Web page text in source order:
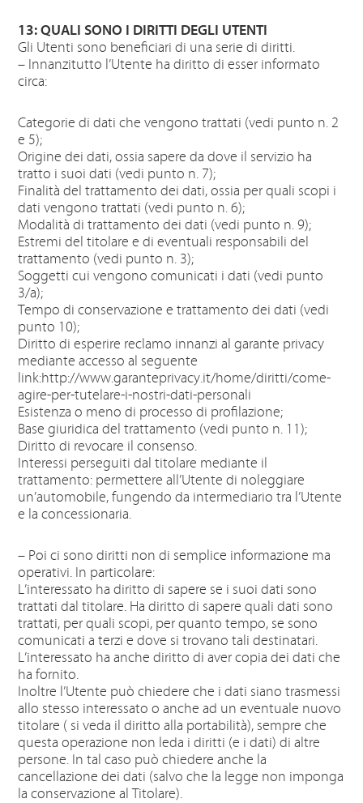
13: QUALI SONO I DIRITTI DEGLI UTENTI
Gli Utenti sono beneficiari di una serie di diritti.
– Innanzitutto l’Utente ha diritto di esser informato
circa:
Categorie di dati che vengono trattati (vedi punto n. 2
e 5);
Origine dei dati, ossia sapere da dove il servizio ha
tratto i suoi dati (vedi punto n. 7);
Finalità del trattamento dei dati, ossia per quali scopi i
dati vengono trattati (vedi punto n. 6);
Modalità di trattamento dei dati (vedi punto n. 9);
Estremi del titolare e di eventuali responsabili del
trattamento (vedi punto n. 3);
Soggetti cui vengono comunicati i dati (vedi punto
3/a);
Tempo di conservazione e trattamento dei dati (vedi
punto 10);
Diritto di esperire reclamo innanzi al garante privacy
mediante accesso al seguente
link:http://www.garanteprivacy.it/home/diritti/come-
agire-per-tutelare-i-nostri-dati-personali
Esistenza o meno di processo di profilazione;
Base giuridica del trattamento (vedi punto n. 11);
Diritto di revocare il consenso.
Interessi perseguiti dal titolare mediante il
trattamento: permettere all’Utente di noleggiare
un’automobile, fungendo da intermediario tra l’Utente
e la concessionaria.
– Poi ci sono diritti non di semplice informazione ma
operativi. In particolare:
L’interessato ha diritto di sapere se i suoi dati sono
trattati dal titolare. Ha diritto di sapere quali dati sono
trattati, per quali scopi, per quanto tempo, se sono
comunicati a terzi e dove si trovano tali destinatari.
L’interessato ha anche diritto di aver copia dei dati che
ha fornito.
Inoltre l’Utente può chiedere che i dati siano trasmessi
allo stesso interessato o anche ad un eventuale nuovo
titolare ( si veda il diritto alla portabilità), sempre che
questa operazione non leda i diritti (e i dati) di altre
persone. In tal caso può chiedere anche la
cancellazione dei dati (salvo che la legge non imponga
la conservazione al Titolare).